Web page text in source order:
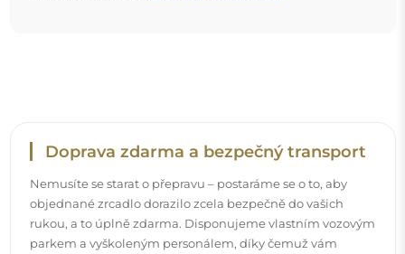
Doprava zdarma a bezpečný transport
Nemusíte se starat o přepravu – postaráme se o to, aby
objednané zrcadlo dorazilo zcela bezpečně do vašich
rukou, a to úplně zdarma. Disponujeme vlastním vozovým
parkem a vyškoleným personálem, díky čemuž vám